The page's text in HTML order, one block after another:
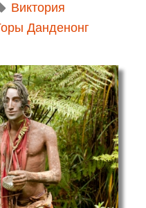
Виктория
Данденонг